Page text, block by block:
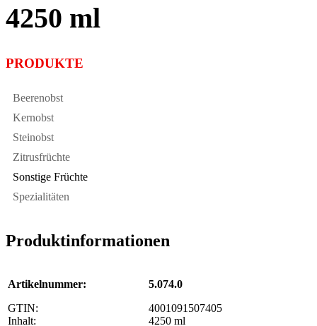
4250 ml
PRODUKTE
Beerenobst
Kernobst
Steinobst
Zitrusfrüchte
Sonstige Früchte
Spezialitäten
Produktinformationen
Artikelnummer:
GTIN:
Inhalt:
5.074.0
4001091507405
4250 ml